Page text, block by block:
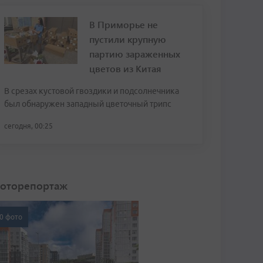
В Приморье не
пустили крупную
партию зараженных
цветов из Китая
В срезах кустовой гвоздики и подсолнечника
был обнаружен западный цветочный трипс
сегодня, 00:25
фото